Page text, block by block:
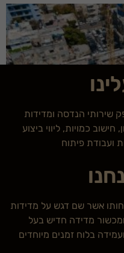
שירותי הנדסה ומדידות
כמויות, ליווי ביצוע
ועבודת פיתוח
אשר שם דגש על מדידות
ומכשור מדידה חדיש בעל
בלוח זמנים מיוחדים